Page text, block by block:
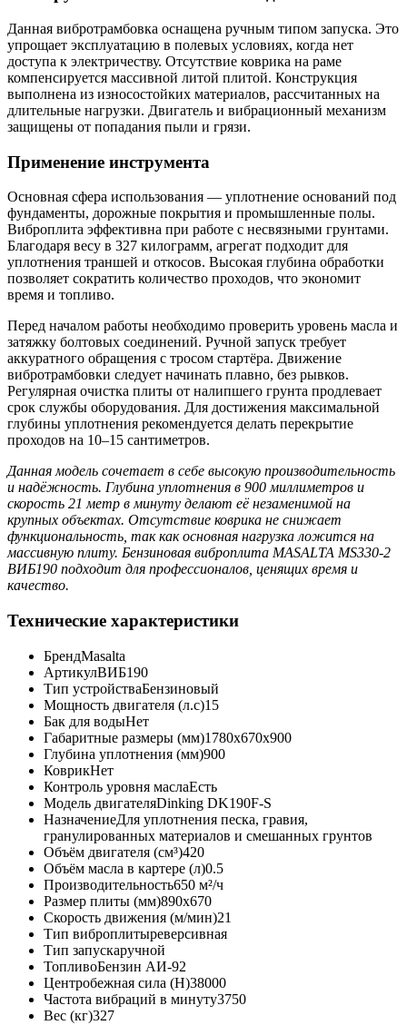
Данная вибротрамбовка оснащена ручным типом запуска. Это
упрощает эксплуатацию в полевых условиях, когда нет
доступа к электричеству. Отсутствие коврика на раме
компенсируется массивной литой плитой. Конструкция
выполнена из износостойких материалов, рассчитанных на
длительные нагрузки. Двигатель и вибрационный механизм
защищены от попадания пыли и грязи.
Применение инструмента
Основная сфера использования — уплотнение оснований под
фундаменты, дорожные покрытия и промышленные полы.
Виброплита эффективна при работе с несвязными грунтами.
Благодаря весу в 327 килограмм, агрегат подходит для
уплотнения траншей и откосов. Высокая глубина обработки
позволяет сократить количество проходов, что экономит
время и топливо.
Перед началом работы необходимо проверить уровень масла и
затяжку болтовых соединений. Ручной запуск требует
аккуратного обращения с тросом стартёра. Движение
вибротрамбовки следует начинать плавно, без рывков.
Регулярная очистка плиты от налипшего грунта продлевает
срок службы оборудования. Для достижения максимальной
глубины уплотнения рекомендуется делать перекрытие
проходов на 10–15 сантиметров.
Данная модель сочетает в себе высокую производительность
и надёжность. Глубина уплотнения в 900 миллиметров и
скорость 21 метр в минуту делают её незаменимой на
крупных объектах. Отсутствие коврика не снижает
функциональность, так как основная нагрузка ложится на
массивную плиту. Бензиновая виброплита MASALTA MS330-2
ВИБ190 подходит для профессионалов, ценящих время и
качество.
Технические характеристики
БрендMasalta
АртикулВИБ190
Тип устройстваБензиновый
Мощность двигателя (л.с)15
Бак для водыНет
Габаритные размеры (мм)1780x670x900
Глубина уплотнения (мм)900
КоврикНет
Контроль уровня маслаЕсть
Модель двигателяDinking DK190F-S
НазначениеДля уплотнения песка, гравия,
гранулированных материалов и смешанных грунтов
Объём двигателя (см³)420
Объём масла в картере (л)0.5
Производительность650 м²/ч
Размер плиты (мм)890x670
Скорость движения (м/мин)21
Тип виброплитыреверсивная
Тип запускаручной
ТопливоБензин АИ-92
Центробежная сила (Н)38000
Частота вибраций в минуту3750
Вес (кг)327